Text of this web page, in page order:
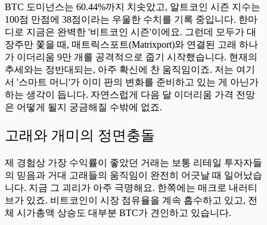
BTC 도미넌스는 60.44%까지 치솟았고, 알트코인 시즌 지수는
100점 만점에 38점이라는 우울한 수치를 기록 중입니다. 한마
디로 지금은 완벽한 '비트코인 시즌'이에요. 그런데 모두가 대
장주만 쫓을 때, 매트릭스포트(Matrixport)와 연결된 고래 하나
가 이더리움 9만 개를 공격적으로 줍기 시작했습니다. 현재의
추세와는 정반대되는, 아주 확신에 찬 움직임이죠. 저는 여기
서 '스마트 머니'가 이미 판의 변화를 준비하고 있는 게 아닌가
하는 생각이 듭니다. 자연스럽게 다음 달 이더리움 가격 전망
은 어떻게 될지 궁금해질 수밖에 없죠.
고래와 개미의 정면충돌
제 경험상 가장 수익률이 좋았던 거래는 보통 리테일 투자자들
의 믿음과 거대 고래들의 움직임이 완전히 어긋날 때 일어났습
니다. 지금 그 괴리가 아주 극명해요. 한쪽에는 매크로 내러티
브가 있죠. 비트코인이 시장 점유율을 계속 흡수하고 있고, 전
체 시가총액 상승도 대부분 BTC가 견인하고 있습니다.